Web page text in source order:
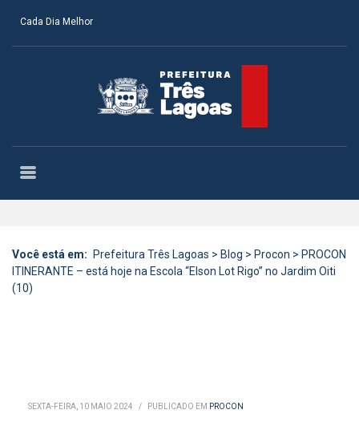
Cada Dia Melhor
Você está em: Prefeitura Três Lagoas > Blog > Procon > PROCON
ITINERANTE – está hoje na Escola “Elson Lot Rigo” no Jardim Oiti
(10)
SEXTA-FEIRA, 10 MAIO 2024 / PUBLICADO EM PROCON